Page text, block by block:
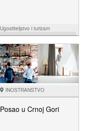
Ugostiteljstvo i turizam
NUDIM
INOSTRANSTVO
Posao u Crnoj Gori